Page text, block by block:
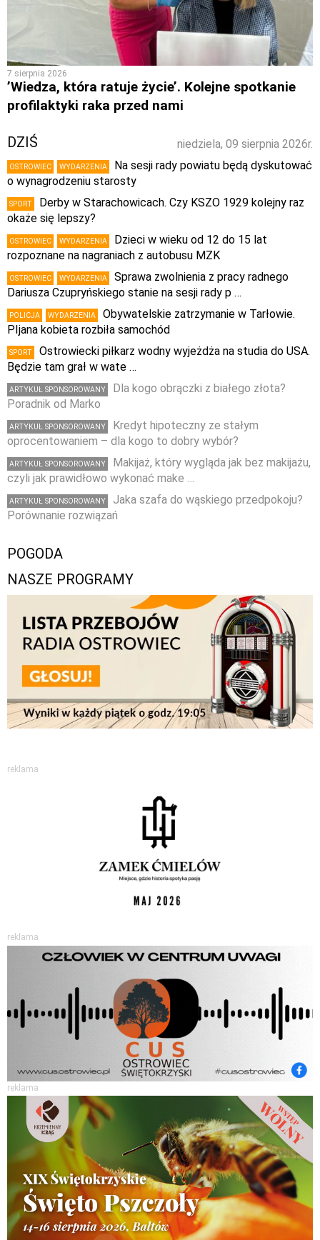
7 sierpnia 2026
’Wiedza, która ratuje życie’. Kolejne spotkanie
profilaktyki raka przed nami
niedziela, 09 sierpnia 2026r.
DZIŚ
OSTROWIEC WYDARZENIA
Na sesji rady powiatu będą dyskutować
o wynagrodzeniu starosty
SPORT
Derby w Starachowicach. Czy KSZO 1929 kolejny raz
okaże się lepszy?
OSTROWIEC WYDARZENIA
Dzieci w wieku od 12 do 15 lat
rozpoznane na nagraniach z autobusu MZK
OSTROWIEC WYDARZENIA
Sprawa zwolnienia z pracy radnego
Dariusza Czupryńskiego stanie na sesji rady p …
POLICJA WYDARZENIA
Obywatelskie zatrzymanie w Tarłowie.
PIjana kobieta rozbiła samochód
SPORT
Ostrowiecki piłkarz wodny wyjeżdża na studia do USA.
Będzie tam grał w wate …
ARTYKUŁ SPONSOROWANY
Dla kogo obrączki z białego złota?
Poradnik od Marko
ARTYKUŁ SPONSOROWANY
Kredyt hipoteczny ze stałym
oprocentowaniem – dla kogo to dobry wybór?
ARTYKUŁ SPONSOROWANY
Makijaż, który wygląda jak bez makijażu,
czyli jak prawidłowo wykonać make …
ARTYKUŁ SPONSOROWANY
Jaka szafa do wąskiego przedpokoju?
Porównanie rozwiązań
POGODA
NASZE PROGRAMY
reklama
reklama
reklama